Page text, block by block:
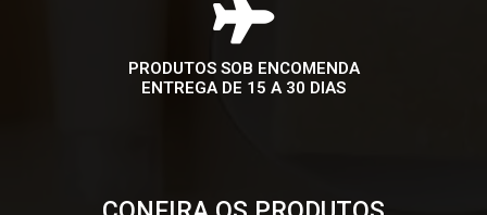
PRODUTOS SOB ENCOMENDA
ENTREGA DE 15 A 30 DIAS